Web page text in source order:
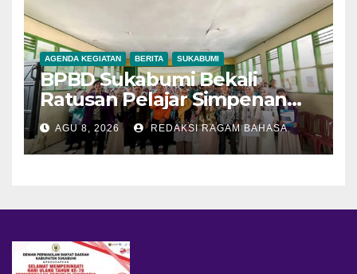
AGENDA KEGIATAN BERITA SUKABUMI
BPBD Sukabumi Bekali
Ratusan Pelajar Simpenan
dengan Mitigasi Bencana
dan PFA
AGU 8, 2026 REDAKSI RAGAM BAHASA